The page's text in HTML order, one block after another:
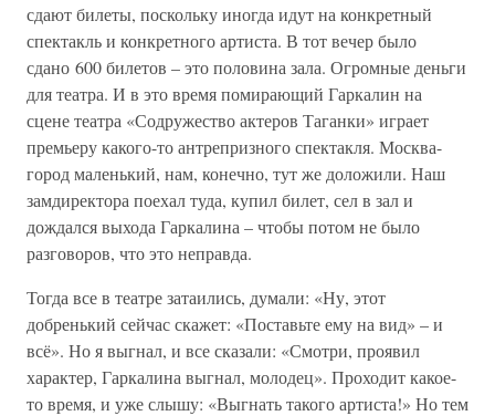
сдают билеты, поскольку иногда идут на конкретный
спектакль и конкретного артиста. В тот вечер было
сдано 600 билетов – это половина зала. Огромные деньги
для театра. И в это время помирающий Гаркалин на
сцене театра «Содружество актеров Таганки» играет
премьеру какого-то антрепризного спектакля. Москва-
город маленький, нам, конечно, тут же доложили. Наш
замдиректора поехал туда, купил билет, сел в зал и
дождался выхода Гаркалина – чтобы потом не было
разговоров, что это неправда.
Тогда все в театре затаились, думали: «Ну, этот
добренький сейчас скажет: «Поставьте ему на вид» – и
всё». Но я выгнал, и все сказали: «Смотри, проявил
характер, Гаркалина выгнал, молодец». Проходит какое-
то время, и уже слышу: «Выгнать такого артиста!» Но тем